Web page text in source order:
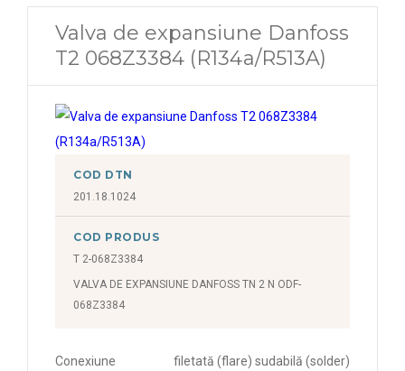
Valva de expansiune Danfoss
T2 068Z3384 (R134a/R513A)
COD DTN
201.18.1024
COD PRODUS
T 2-068Z3384
VALVA DE EXPANSIUNE DANFOSS TN 2 N ODF-
068Z3384
Conexiune filetată (flare) sudabilă (solder)